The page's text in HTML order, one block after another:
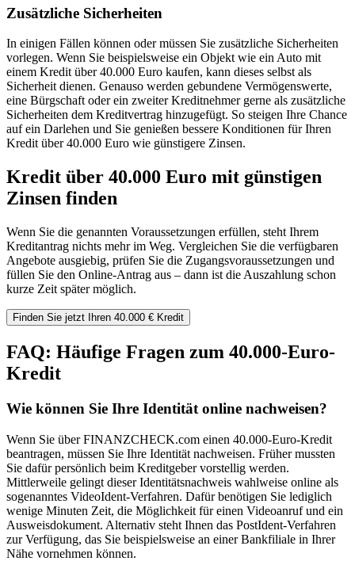
Zusätzliche Sicherheiten
In einigen Fällen können oder müssen Sie zusätzliche Sicherheiten
vorlegen. Wenn Sie beispielsweise ein Objekt wie ein Auto mit
einem Kredit über 40.000 Euro kaufen, kann dieses selbst als
Sicherheit dienen. Genauso werden gebundene Vermögenswerte,
eine Bürgschaft oder ein zweiter Kreditnehmer gerne als zusätzliche
Sicherheiten dem Kreditvertrag hinzugefügt. So steigen Ihre Chance
auf ein Darlehen und Sie genießen bessere Konditionen für Ihren
Kredit über 40.000 Euro wie günstigere Zinsen.
Kredit über 40.000 Euro mit günstigen
Zinsen finden
Wenn Sie die genannten Voraussetzungen erfüllen, steht Ihrem
Kreditantrag nichts mehr im Weg. Vergleichen Sie die verfügbaren
Angebote ausgiebig, prüfen Sie die Zugangsvoraussetzungen und
füllen Sie den Online-Antrag aus – dann ist die Auszahlung schon
kurze Zeit später möglich.
Finden Sie jetzt Ihren 40.000 € Kredit
FAQ: Häufige Fragen zum 40.000-Euro-
Kredit
Wie können Sie Ihre Identität online nachweisen?
Wenn Sie über FINANZCHECK.com einen 40.000-Euro-Kredit
beantragen, müssen Sie Ihre Identität nachweisen. Früher mussten
Sie dafür persönlich beim Kreditgeber vorstellig werden.
Mittlerweile gelingt dieser Identitätsnachweis wahlweise online als
sogenanntes VideoIdent-Verfahren. Dafür benötigen Sie lediglich
wenige Minuten Zeit, die Möglichkeit für einen Videoanruf und ein
Ausweisdokument. Alternativ steht Ihnen das PostIdent-Verfahren
zur Verfügung, das Sie beispielsweise an einer Bankfiliale in Ihrer
Nähe vornehmen können.